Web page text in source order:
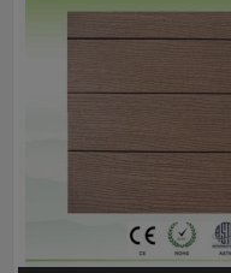
DIY Deckingfliesen,
Bescheinigungen:
ISO9001,
Plattformplattform